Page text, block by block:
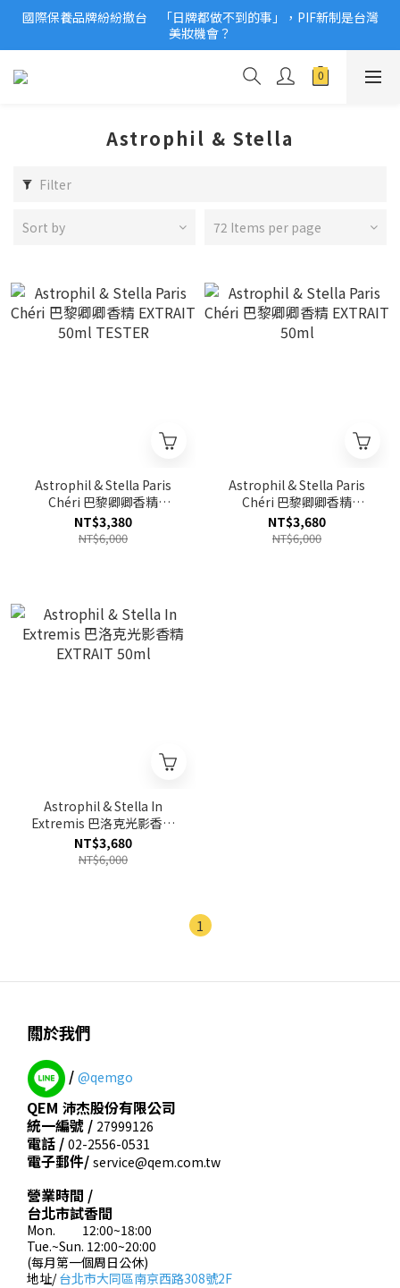
2026美妝小樣、試用品變少？PIF化妝品身分證7月上路！消費者
必懂5觀念
國際保養品牌紛紛撤台　「日牌都做不到的事」，PIF新制是台灣
美妝機會？
2026美妝小樣、試用品變少？PIF化妝品身分證7月上路！消費者
Astrophil & Stella
Filter
Sort by 72 Items per page
Astrophil & Stella Paris
Chéri 巴黎卿卿香精
EXTRAIT 50ml TESTER
NT$3,380
NT$6,000
Astrophil & Stella Paris
Chéri 巴黎卿卿香精
EXTRAIT 50ml
NT$3,680
NT$6,000
Astrophil & Stella In
Extremis 巴洛克光影香精
EXTRAIT 50ml
NT$3,680
NT$6,000
1
關於我們
/ @qemgo
QEM 沛杰股份有限公司
統一編號 / 27999126
電話 / 02-2556-0531
電子郵件/ service@qem.com.tw
營業時間 /
台北市試香間
Mon. 12:00~18:00
Tue.~Sun. 12:00~20:00
(每月第一個周日公休)
地址/台北市大同區南京西路308號2F